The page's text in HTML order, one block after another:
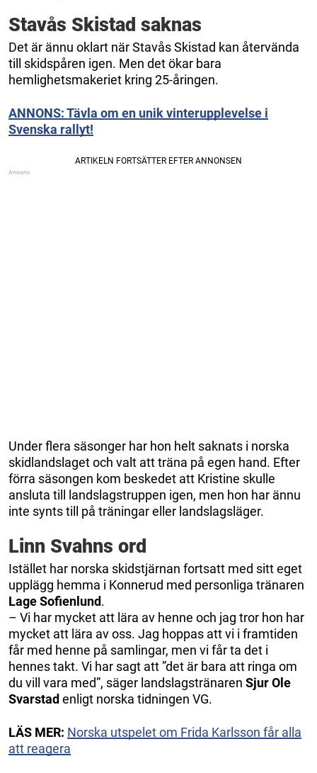
Stavås Skistad saknas
Det är ännu oklart när Stavås Skistad kan återvända
till skidspåren igen. Men det ökar bara
hemlighetsmakeriet kring 25-åringen.
ANNONS: Tävla om en unik vinterupplevelse i
Svenska rallyt!
Under flera säsonger har hon helt saknats i norska
skidlandslaget och valt att träna på egen hand. Efter
förra säsongen kom beskedet att Kristine skulle
ansluta till landslagstruppen igen, men hon har ännu
inte synts till på träningar eller landslagsläger.
Linn Svahns ord
Istället har norska skidstjärnan fortsatt med sitt eget
upplägg hemma i Konnerud med personliga tränaren
Lage Sofienlund.
– Vi har mycket att lära av henne och jag tror hon har
mycket att lära av oss. Jag hoppas att vi i framtiden
får med henne på samlingar, men vi får ta det i
hennes takt. Vi har sagt att ”det är bara att ringa om
du vill vara med”, säger landslagstränaren Sjur Ole
Svarstad enligt norska tidningen VG.
LÄS MER: Norska utspelet om Frida Karlsson får alla
att reagera